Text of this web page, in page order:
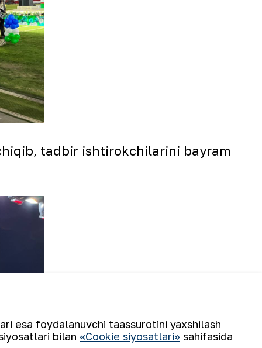
tadbir ishtirokchilarini bayram
esa foydalanuvchi taassurotini yaxshilash
bilan «Cookie siyosatlari» sahifasida